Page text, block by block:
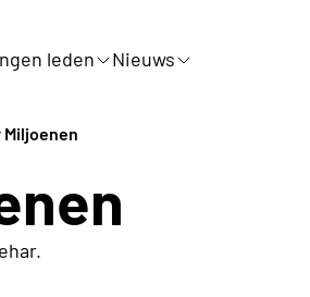
leden Nieuws
Miljoenen